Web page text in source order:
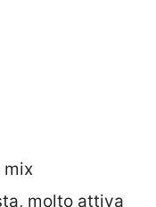
mix
molto attiva